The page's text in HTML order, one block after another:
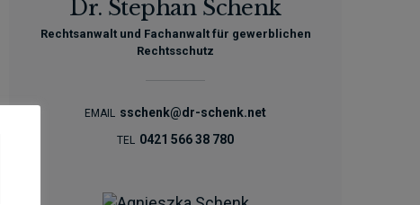
Dr. Stephan Schenk
Rechtsanwalt und Fachanwalt für gewerblichen
Rechtsschutz
EMAIL sschenk@dr-schenk.net
TEL 0421 566 38 780